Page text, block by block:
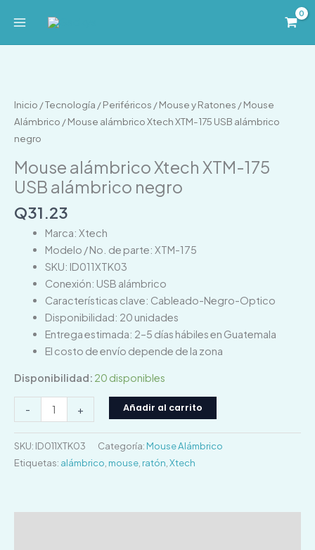
Inicio /Tecnología /Periféricos /Mouse y Ratones /Mouse
Alámbrico / Mouse alámbrico Xtech XTM-175 USB alámbrico
negro
Mouse alámbrico Xtech XTM-175
USB alámbrico negro
Q31.23
Marca: Xtech
Modelo / No. de parte: XTM-175
SKU: ID011XTK03
Conexión: USB alámbrico
Características clave: Cableado-Negro-Optico
Disponibilidad: 20 unidades
Entrega estimada: 2–5 días hábiles en Guatemala
El costo de envío depende de la zona
Disponibilidad: 20 disponibles
-
Xtech
XTM-
175
alámbrico
negro
+ Añadir al carrito
SKU: ID011XTK03 Categoría: Mouse Alámbrico
Etiquetas: alámbrico mouse ratón Xtech